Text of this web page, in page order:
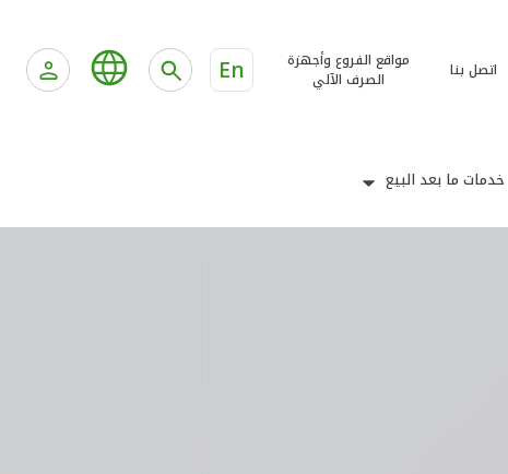
اتصل بنا
مواقع الفروع وأجهزة
الصرف الآلي
En
خدمات ما بعد البيع